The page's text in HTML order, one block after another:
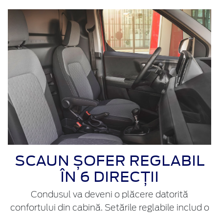
SCAUN ȘOFER REGLABIL
ÎN 6 DIRECȚII
Condusul va deveni o plăcere datorită
confortului din cabină. Setările reglabile includ o